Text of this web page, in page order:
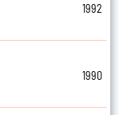
1992
1990